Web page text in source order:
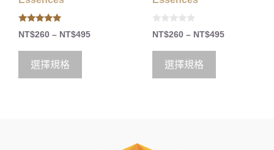
5.00
out of 5
NT$260 – NT$495
選擇規格
0
o
5
NT$260 – NT$495
選擇規格